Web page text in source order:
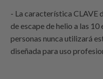
- La característica CLAVE
de escape de helio a las
personas nunca utilizará
diseñada para uso